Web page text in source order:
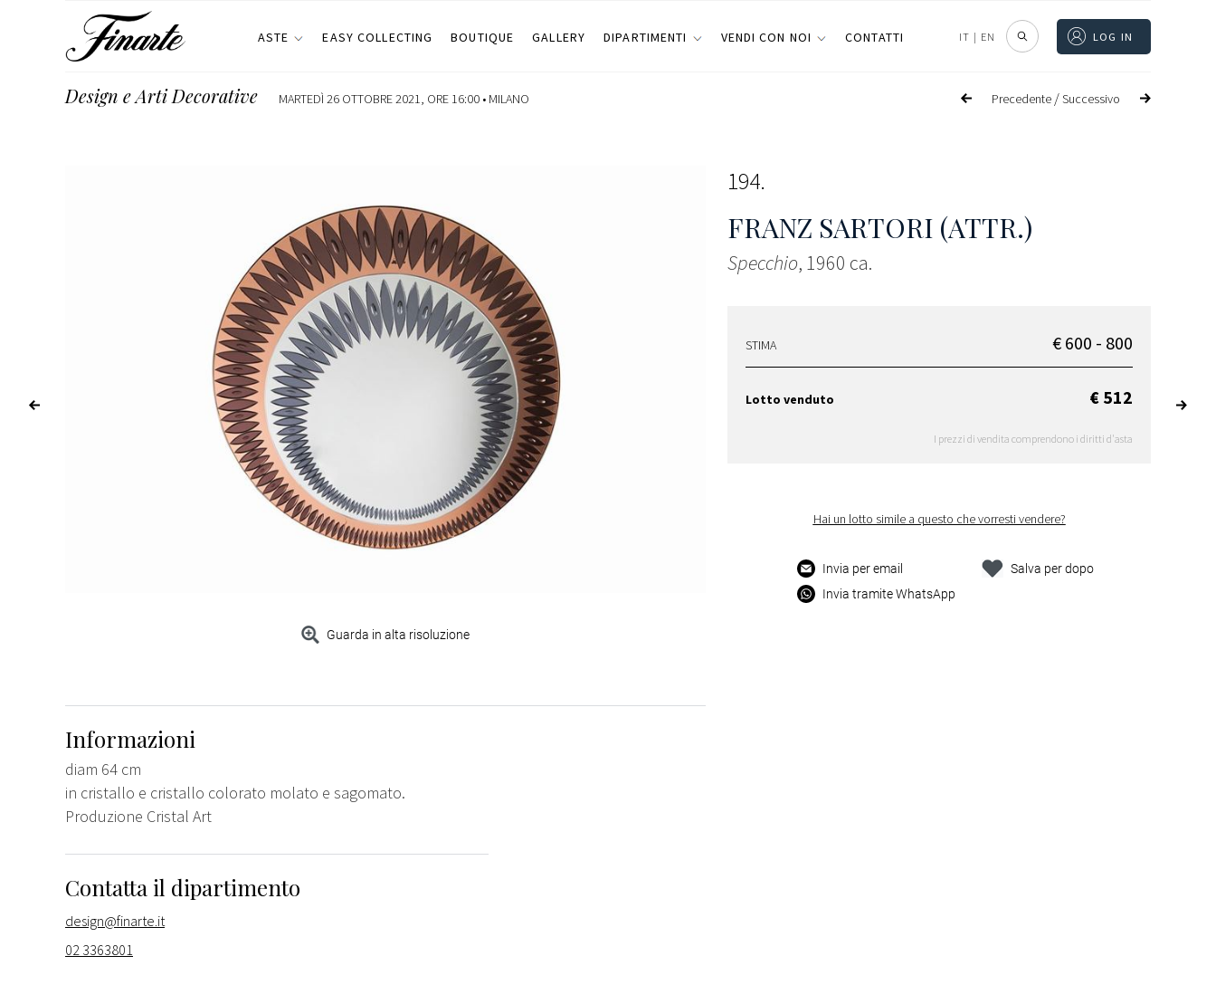
ASTE EASY COLLECTING BOUTIQUE GALLERY DIPARTIMENTI VENDI CON NOI CONTATTI IT | EN LOG IN
Precedente /Successivo
Design e Arti Decorative MARTEDÌ 26 OTTOBRE 2021, ORE 16:00 • MILANO
Guarda in alta risoluzione
194
FRANZ SARTORI (ATTR.)
Specchio, 1960 ca.
STIMA € 600 - 800
Lotto venduto € 512
I prezzi di vendita comprendono i diritti d'asta
Hai un lotto simile a questo che vorresti vendere?
Invia per email
Invia tramite WhatsApp
Salva per dopo
Informazioni
diam 64 cm
in cristallo e cristallo colorato molato e sagomato.
Produzione Cristal Art
Contatta il dipartimento
design@finarte.it
02 3363801